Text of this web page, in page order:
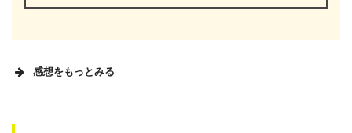
感想をもっとみる